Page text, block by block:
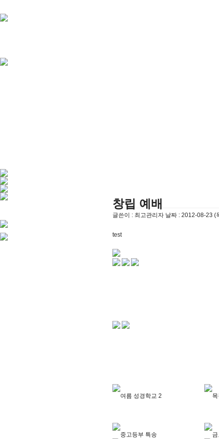
창립 예배
글쓴이 : 최고관리자 날짜 : 2012-08-23 (
test
여름 성경학교 2
중고등부 특송